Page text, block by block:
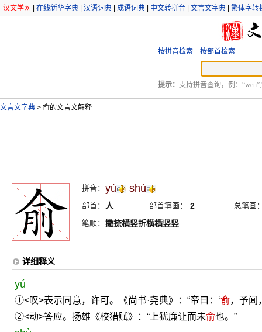
汉文学网 在线新华字典 汉语词典 成语词典 中文转拼音 文言文字典 繁体字转
按拼音检索 按部首检索
提示： 支持拼音查询，例：
文言文字典 > 俞的文言文解释
拼音： yú shù
部首： 人 部首笔画： 2
总笔画
笔顺： 撇捺横竖折横横竖竖
详细释义
yú
①<叹>表示同意，许可。《尚书·尧典》：“帝曰：‘俞，予闻
②<动>答应。扬雄《校猎赋》：“上犹廉让而未俞也。”